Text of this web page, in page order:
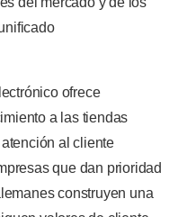
ofrece
a las tiendas
al cliente
que dan prioridad
construyen una